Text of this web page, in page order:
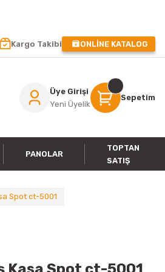
Kargo Takibi ONLİNE KATALOG
Üye Girişi
Yeni Üyelik
Sepetim
PANOLAR
TOPTAN
SATIŞ
Spot ct-5001